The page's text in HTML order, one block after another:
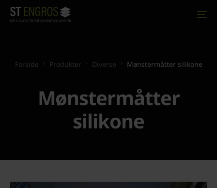
Forside Produkter Diverse Mønstermåtter silikone
Mønstermåtter
silikone